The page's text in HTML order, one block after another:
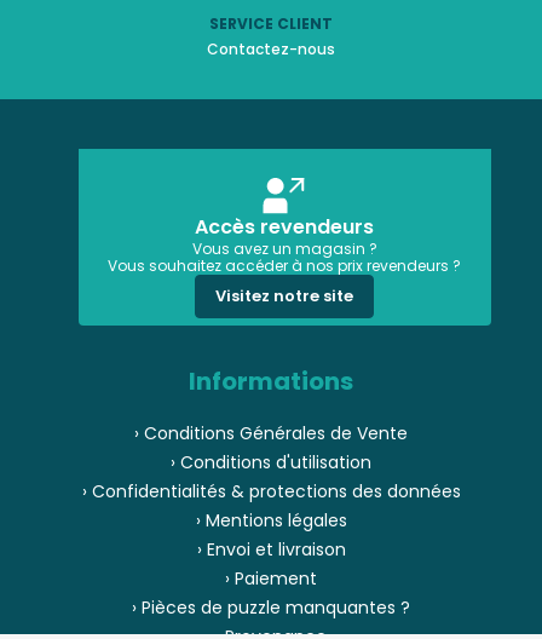
SERVICE CLIENT
Contactez-nous
Accès revendeurs
Vous avez un magasin ?
Vous souhaitez accéder à nos prix revendeurs ?
Visitez notre site
Informations
› Conditions Générales de Vente
› Conditions d'utilisation
› Confidentialités & protections des données
› Mentions légales
› Envoi et livraison
› Paiement
› Pièces de puzzle manquantes ?